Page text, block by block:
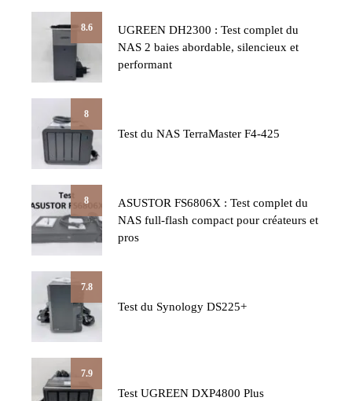
8.6
UGREEN DH2300 : Test complet du
NAS 2 baies abordable, silencieux et
performant
8
Test du NAS TerraMaster F4-425
8
ASUSTOR FS6806X : Test complet du
NAS full-flash compact pour créateurs et
pros
7.8
Test du Synology DS225+
7.9
Test UGREEN DXP4800 Plus